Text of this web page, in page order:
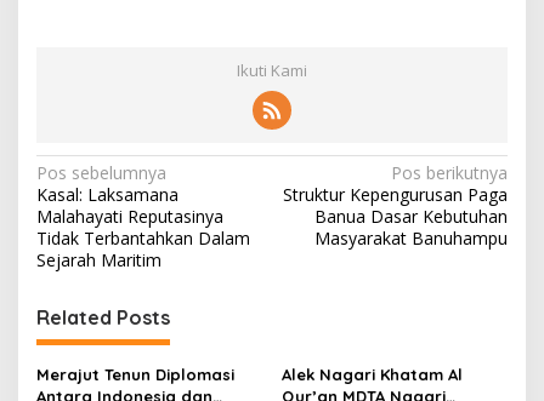
Ikuti Kami
N
a
v
i
g
a
s
Pos sebelumnya
Kasal: Laksamana
Malahayati Reputasinya
Tidak Terbantahkan Dalam
Sejarah Maritim
Pos berikutnya
Struktur Kepengurusan Paga
Banua Dasar Kebutuhan
Masyarakat Banuhampu
Related Posts
Merajut Tenun Diplomasi
Antara Indonesia dan
Alek Nagari Khatam Al
Qur’an MDTA Nagari